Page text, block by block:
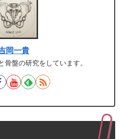
岡一貴
骨盤の研究をしています。